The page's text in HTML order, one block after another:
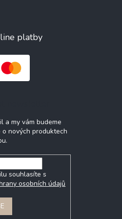
platby
a my vám budeme
nových produktech
souhlasíte s
osobních údajů